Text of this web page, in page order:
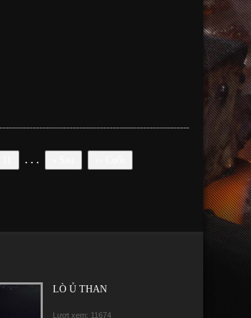
. . .
LÒ Ủ THAN
Lượt xem: 11674